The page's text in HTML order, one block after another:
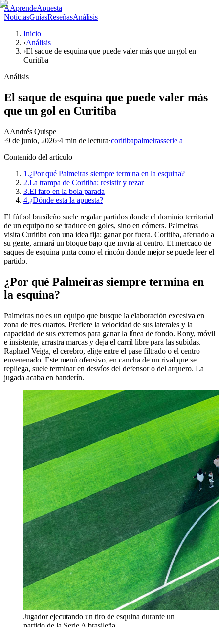
AAprendeApuesta
NoticiasGuíasReseñasAnálisis
Inicio
›Análisis
›El saque de esquina que puede valer más que un gol en
Curitiba
Análisis
El saque de esquina que puede valer más
que un gol en Curitiba
AAndrés Quispe
·9 de junio, 2026·4 min de lectura·coritibapalmeirasserie a
Contenido del artículo
1.¿Por qué Palmeiras siempre termina en la esquina?
2.La trampa de Coritiba: resistir y rezar
3.El faro en la bola parada
4.¿Dónde está la apuesta?
El fútbol brasileño suele regalar partidos donde el dominio territorial
de un equipo no se traduce en goles, sino en córners. Palmeiras
visita Curitiba con una idea fija: ganar por fuera. Coritiba, aferrado a
su gente, armará un bloque bajo que invita al centro. El mercado de
saques de esquina pinta como el rincón donde mejor se puede leer el
partido.
¿Por qué Palmeiras siempre termina en
la esquina?
Palmeiras no es un equipo que busque la elaboración excesiva en
zona de tres cuartos. Prefiere la velocidad de sus laterales y la
capacidad de sus extremos para ganar la línea de fondo. Rony, móvil
e insistente, arrastra marcas y deja el carril libre para las subidas.
Raphael Veiga, el cerebro, elige entre el pase filtrado o el centro
envenenado. Este menú ofensivo, en cancha de un rival que se
repliega, suele terminar en desvíos del defensor o del arquero. La
jugada acaba en banderín.
Jugador ejecutando un tiro de esquina durante un
partido de la Serie A brasileña